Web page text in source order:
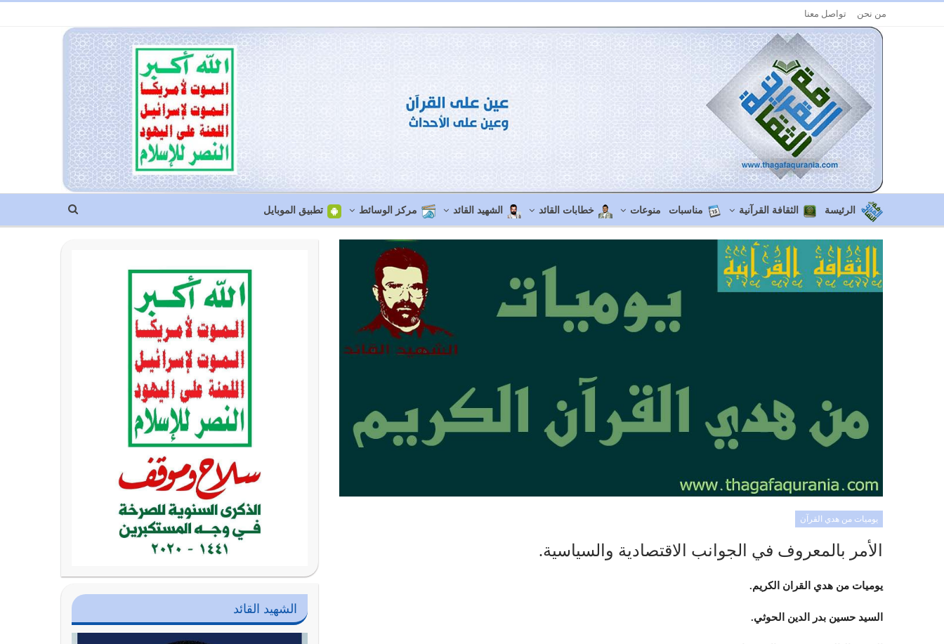
من نحن تواصل معنا
الرئيسة الثقافة القرآنية مناسبات منوعات خطابات القائد الشهيد القائد مركز الوسائط تطبيق الموبايل
يوميات من هدي القرآن
الأمر بالمعروف في الجوانب الاقتصادية والسياسية.
يوميات من هدي القران الكريم.
السيد حسين بدر الدين الحوثي.
الشهيد القائد